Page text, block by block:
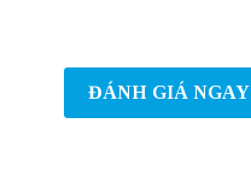
ĐÁNH GIÁ NGAY